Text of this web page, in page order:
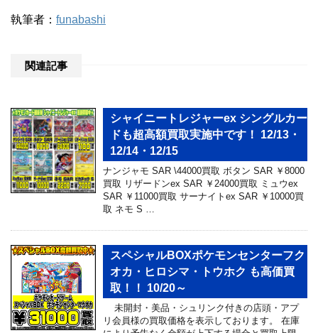
執筆者： funabashi
関連記事
シャイニートレジャーex シングルカー
ドも超高額買取実施中です！ 12/13・
12/14・12/15
ナンジャモ SAR \44000買取 ボタン SAR ￥8000
買取 リザードンex SAR ￥24000買取 ミュウex
SAR ￥11000買取 サーナイトex SAR ￥10000買
取 ネモ S …
スペシャルBOXポケモンセンターフク
オカ・ヒロシマ・トウホク も高価買
取！！ 10/20～
未開封・美品・シュリンク付きの店頭・アプ
リ会員様の買取価格を表示しております。 在庫